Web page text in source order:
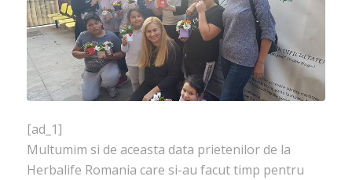
[ad_1]
Multumim si de aceasta data prietenilor de la
Herbalife Romania care si-au facut timp pentru